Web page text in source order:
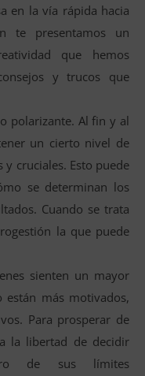
en la vía rápida hacia
te presentamos un
que hemos
y trucos que
polarizante. Al fin y al
un cierto nivel de
cruciales. Esto puede
se determinan los
Cuando se trata
la que puede
sienten un mayor
más motivados,
Para prosperar de
la libertad de decidir
de sus límites